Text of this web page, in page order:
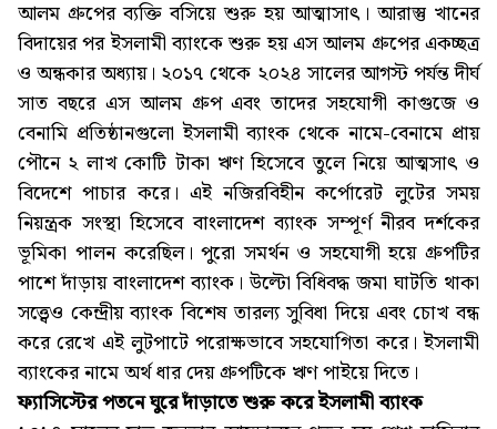
আলম গ্রুপের ব্যক্তি বসিয়ে শুরু হয় আত্মাসাৎ। আরাস্তু খানের
বিদায়ের পর ইসলামী ব্যাংকে শুরু হয় এস আলম গ্রুপের একচ্ছত্র
ও অন্ধকার অধ্যায়। ২০১৭ থেকে ২০২৪ সালের আগস্ট পর্যন্ত দীর্ঘ
সাত বছরে এস আলম গ্রুপ এবং তাদের সহযোগী কাগুজে ও
বেনামি প্রতিষ্ঠানগুলো ইসলামী ব্যাংক থেকে নামে-বেনামে প্রায়
পৌনে ২ লাখ কোটি টাকা ঋণ হিসেবে তুলে নিয়ে আত্মসাৎ ও
বিদেশে পাচার করে। এই নজিরবিহীন কর্পোরেট লুটের সময়
নিয়ন্ত্রক সংস্থা হিসেবে বাংলাদেশ ব্যাংক সম্পূর্ণ নীরব দর্শকের
ভূমিকা পালন করেছিল। পুরো সমর্থন ও সহযোগী হয়ে গ্রুপটির
পাশে দাঁড়ায় বাংলাদেশ ব্যাংক। উল্টো বিধিবদ্ধ জমা ঘাটতি থাকা
সত্ত্বেও কেন্দ্রীয় ব্যাংক বিশেষ তারল্য সুবিধা দিয়ে এবং চোখ বন্ধ
করে রেখে এই লুটপাটে পরোক্ষভাবে সহযোগিতা করে। ইসলামী
ব্যাংকের নামে অর্থ ধার দেয় গ্রুপটিকে ঋণ পাইয়ে দিতে।
ফ্যাসিস্টের পতনে ঘুরে দাঁড়াতে শুরু করে ইসলামী ব্যাংক